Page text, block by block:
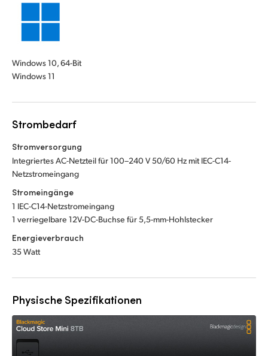
Windows 10, 64-Bit
Windows 11
Strombedarf
Stromversorgung
Integriertes AC-Netzteil für 100–240 V 50/60 Hz mit IEC-C14-
Netzstromeingang
Stromeingänge
1 IEC-C14-Netzstromeingang
1 verriegelbare 12V-DC-Buchse für 5,5-mm-Hohlstecker
Energieverbrauch
35 Watt
Physische Spezifikationen